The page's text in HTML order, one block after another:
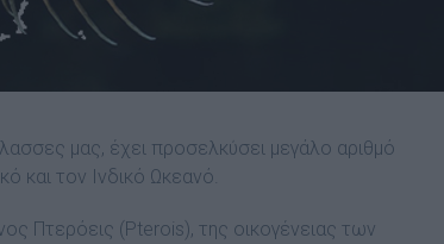
μας, έχει προσελκύσει μεγάλο αριθμό
και τον Ινδικό Ωκεανό.
Πτερόεις (Pterois), της οικογένειας των